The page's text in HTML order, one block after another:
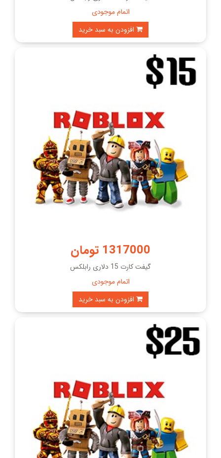
اتمام موجودی
افزودن به سبد خرید
1317000 تومان
گیفت کارت 15 دلاری رابلکس
اتمام موجودی
افزودن به سبد خرید